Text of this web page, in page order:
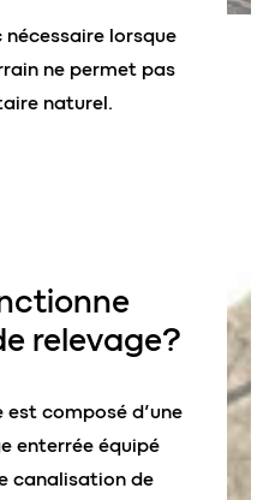
lorsque
ne permet pas
naturel.
relevage?
composé d’une
enterrée équipé
canalisation de